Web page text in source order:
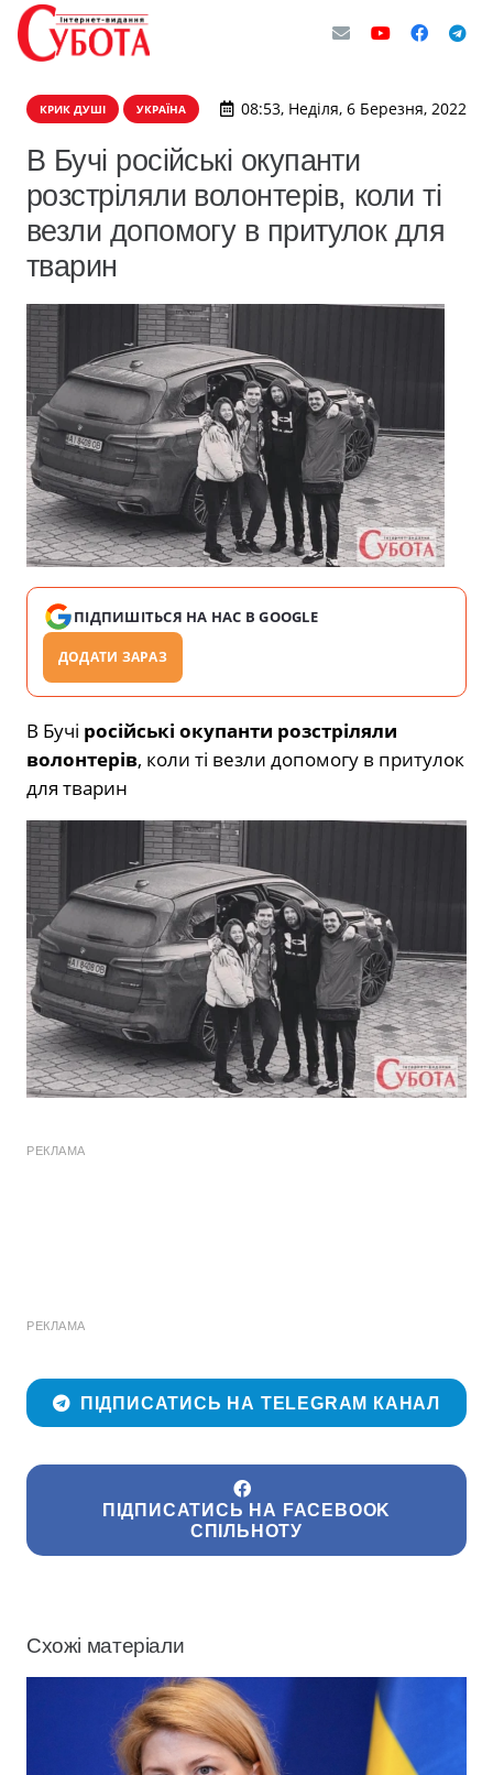
КРИК ДУШІ УКРАЇНА 08:53, Неділя, 6 Березня, 2022
В Бучі російські окупанти
розстріляли волонтерів, коли ті
везли допомогу в притулок для
тварин
ПІДПИШІТЬСЯ НА НАС В GOOGLE
ДОДАТИ ЗАРАЗ
В Бучі російські окупанти розстріляли
волонтерів, коли ті везли допомогу в притулок
для тварин
РЕКЛАМА
РЕКЛАМА
ПІДПИСАТИСЬ НА TELEGRAM КАНАЛ
ПІДПИСАТИСЬ НА FACEBOOK
СПІЛЬНОТУ
Схожі матеріали